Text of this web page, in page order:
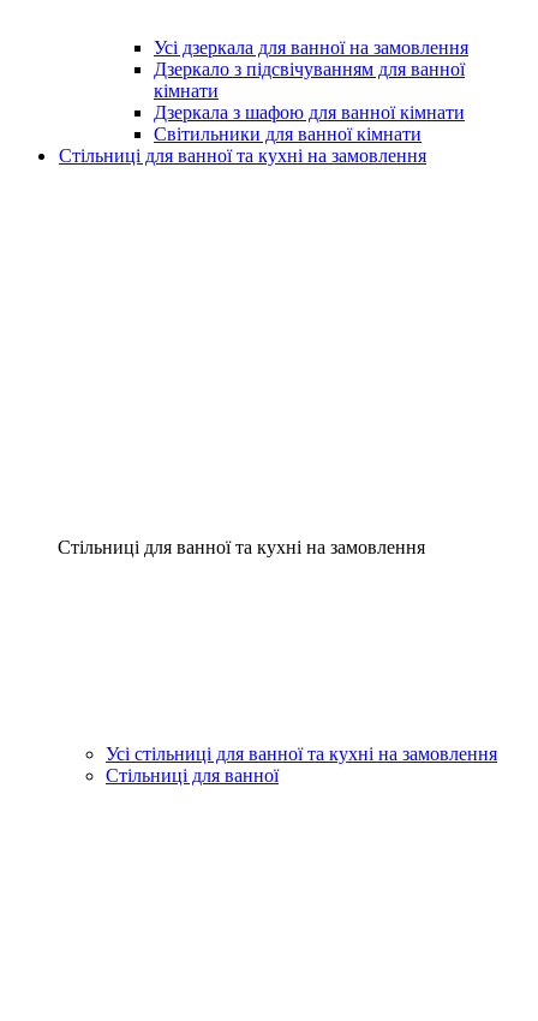
Усі дзеркала для ванної на замовлення
Дзеркало з підсвічуванням для ванної
кімнати
Дзеркала з шафою для ванної кімнати
Світильники для ванної кімнати
Стільниці для ванної та кухні на замовлення
Стільниці для ванної та кухні на замовлення
Усі стільниці для ванної та кухні на замовлення
Стільниці для ванної